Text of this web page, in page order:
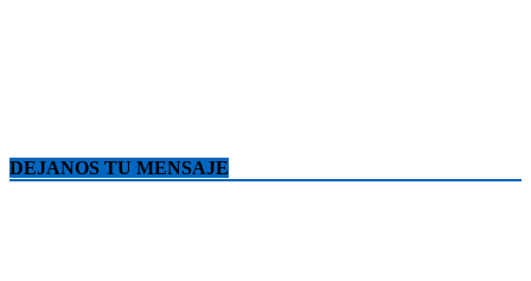
DEJANOS TU MENSAJE